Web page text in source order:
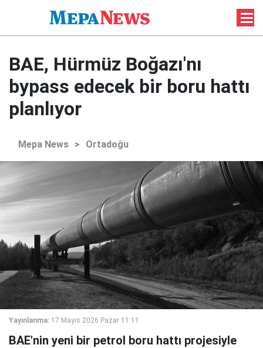
BAE, Hürmüz Boğazı'nı
bypass edecek bir boru hattı
planlıyor
Mepa News > Ortadoğu
Yayınlanma: 17 Mayıs 2026 Pazar 11:11
BAE'nin yeni bir petrol boru hattı projesiyle